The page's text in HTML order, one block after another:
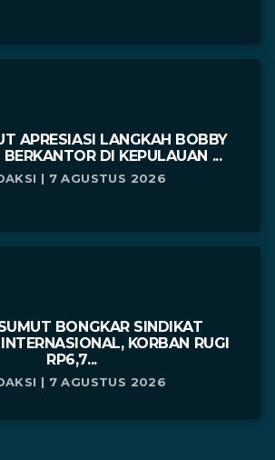
APRESIASI LANGKAH BOBBY
DI KEPULAUAN ...
| 7 AGUSTUS 2026
BONGKAR SINDIKAT
KORBAN RUGI
RP6,7...
| 7 AGUSTUS 2026